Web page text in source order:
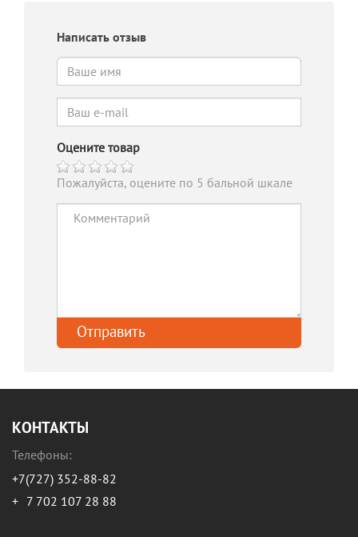
Написать отзыв
Оцените товар
Пожалуйста, оцените по 5 бальной шкале
КОНТАКТЫ
Телефоны:
+7(727) 352-88-82
+ 7 702 107 28 88